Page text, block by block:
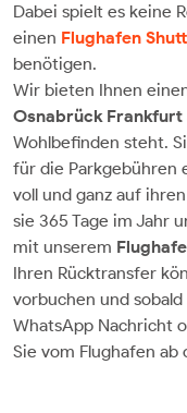
Dabei spielt es keine
einen Flughafen
benötigen.
Wir bieten Ihnen
Osnabrück Frankfurt
Wohlbefinden steht.
für die Parkgebühren
voll und ganz auf
sie 365 Tage im Jahr
mit unserem
Ihren Rücktransfer
vorbuchen und
WhatsApp Nachricht
Sie vom Flughafen ab